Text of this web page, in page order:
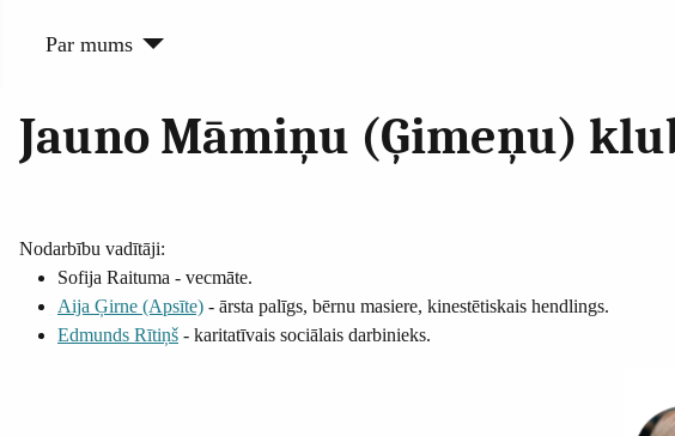
Par mums
Jauno Māmiņu (Ģimeņu)
Nodarbību vadītāji:
Sofija Raituma - vecmāte.
Aija Ģirne (Apsīte) - ārsta palīgs, bērnu masiere, kinestētiskais hendlings.
Edmunds Rītiņš - karitatīvais sociālais darbinieks.